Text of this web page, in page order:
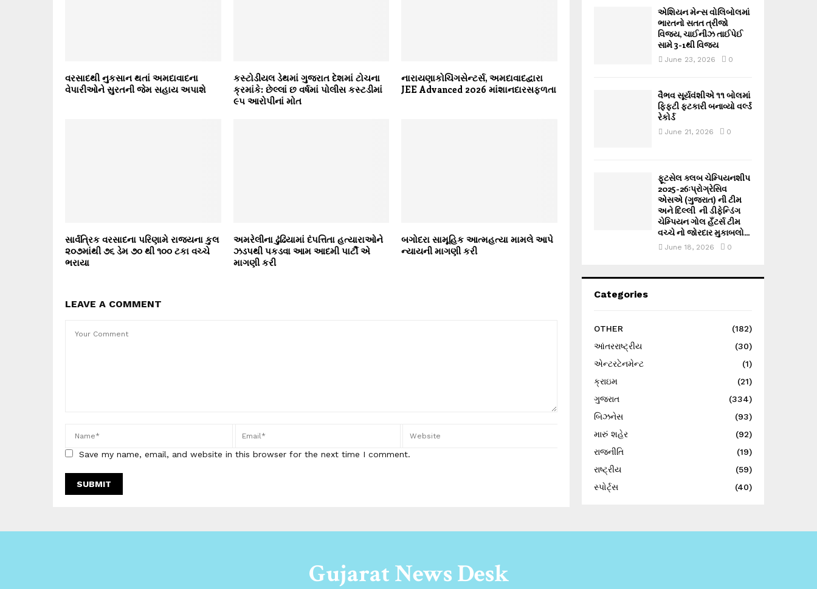
વરસાદથી નુકસાન થતાં અમદાવાદના
વેપારીઓને સુરતની જેમ સહાય અપાશે
કસ્ટોડીયલ ડેથમાં ગુજરાત દેશમાં ટોચના
ક્રમાંકે: છેલ્લાં છ વર્ષમાં પોલીસ કસ્ટડીમાં
૯૫ આરોપીનાં મોત
નારાયણાકોચિંગસેન્ટર્સ, અમદાવાદદ્વારા
JEE Advanced 2026 માંશાનદારસફળતા
સાર્વત્રિક વરસાદના પરિણામે રાજ્યના કુલ
૨૦૭માંથી ૭૬ ડેમ ૭૦ થી ૧૦૦ ટકા વચ્ચે
ભરાયા
અમરેલીના ઢુંઢિયામાં દંપત્તિતા હત્યારાઓને
ઝડપથી પકડવા આમ આદમી પાર્ટી એ
માગણી કરી
બગોદરા સામૂહિક આત્મહત્યા મામલે આપે
ન્યાયની માગણી કરી
LEAVE A COMMENT
Save my name, email, and website in this browser for the next time I comment.
એશિયન મેન્સ વોલિબોલમાં
ભારતનો સતત ત્રીજો
વિજય, ચાઈનીઝ તાઈપેઈ
સામે 3-1થી વિજય
June 23, 2026 0
વૈભવ સૂર્યવંશીએ ૧૧ બોલમાં
ફિફ્ટી ફટકારી બનાવ્યો વર્લ્ડ
રેકોર્ડ
June 21, 2026 0
ફૂટસેલ ક્લબ ચેમ્પિયનશીપ
2025-26ઃપ્રોગ્રેસિવ
એસએ (ગુજરાત) ની ટીમ
અને દિલ્લી ની ડીફેન્ડિંગ
ચેમ્પિયન ગોલ હઁટર્સ ટીમ
વચ્ચે નો જોરદાર મુકાબલો...
June 18, 2026 0
Categories
OTHER
(182)
આંતરરાષ્ટ્રીય
(30)
એન્ટરટેનમેન્ટ
(1)
ક્રાઇમ
(21)
ગુજરાત
(334)
બિઝનેસ
(93)
મારું શહેર
(92)
રાજનીતિ
(19)
રાષ્ટ્રીય
(59)
સ્પોર્ટ્સ
(40)
Gujarat News Desk